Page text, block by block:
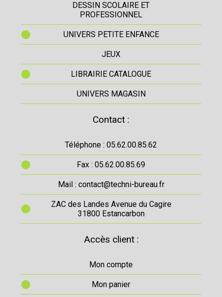
DESSIN SCOLAIRE ET
PROFESSIONNEL
UNIVERS PETITE ENFANCE
JEUX
LIBRAIRIE CATALOGUE
UNIVERS MAGASIN
Contact :
Téléphone : 05.62.00.85.62
Fax : 05.62.00.85.69
Mail : contact@techni-bureau.fr
ZAC des Landes Avenue du Cagire
31800 Estancarbon
Accès client :
Mon compte
Mon panier